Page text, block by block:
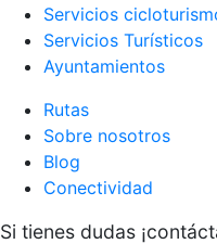
Servicios
Servicios Turísticos
Ayuntamientos
Rutas
Sobre nosotros
Blog
Conectividad
Si tienes dudas